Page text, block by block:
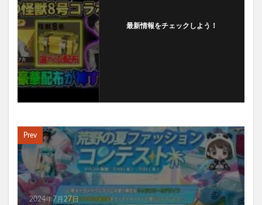
最新情報をチェックしよう！
Prev
2024年7月27日